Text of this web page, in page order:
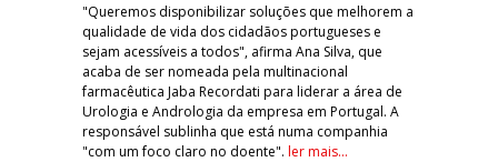
"Queremos disponibilizar soluções que melhorem a
qualidade de vida dos cidadãos portugueses e
sejam acessíveis a todos", afirma Ana Silva, que
acaba de ser nomeada pela multinacional
farmacêutica Jaba Recordati para liderar a área de
Urologia e Andrologia da empresa em Portugal. A
responsável sublinha que está numa companhia
"com um foco claro no doente". ler mais...